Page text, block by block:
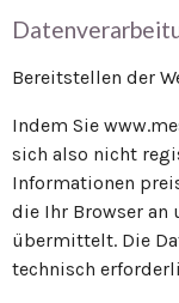
Bereitstellen der
Indem Sie
sich also nicht
Informationen
die Ihr Browser an
übermittelt. Die
technisch